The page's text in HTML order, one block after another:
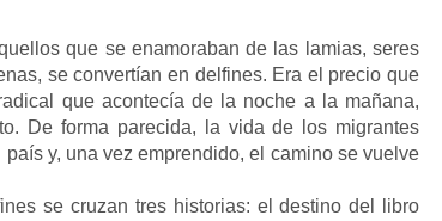
que se enamoraban de las lamias, seres
se convertían en delfines. Era el precio que
que acontecía de la noche a la mañana,
De forma parecida, la vida de los migrantes
y, una vez emprendido, el camino se vuelve
se cruzan tres historias: el destino del libro